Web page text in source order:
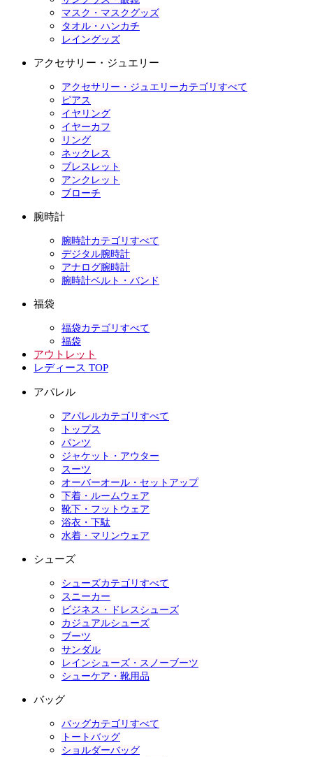
マスク・マスクグッズ
タオル・ハンカチ
レイングッズ
アクセサリー・ジュエリー
アクセサリー・ジュエリーカテゴリすべて
ピアス
イヤリング
イヤーカフ
リング
ネックレス
ブレスレット
アンクレット
ブローチ
腕時計
腕時計カテゴリすべて
デジタル腕時計
アナログ腕時計
腕時計ベルト・バンド
福袋
福袋カテゴリすべて
福袋
アウトレット
レディース TOP
アパレル
アパレルカテゴリすべて
トップス
パンツ
ジャケット・アウター
スーツ
オーバーオール・セットアップ
下着・ルームウェア
靴下・フットウェア
浴衣・下駄
水着・マリンウェア
シューズ
シューズカテゴリすべて
スニーカー
ビジネス・ドレスシューズ
カジュアルシューズ
ブーツ
サンダル
レインシューズ・スノーブーツ
シューケア・靴用品
バッグ
バッグカテゴリすべて
トートバッグ
ショルダーバッグ